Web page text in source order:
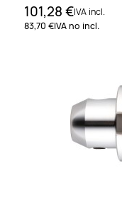
101,28 €IVA incl.
83,70 €IVA no incl.